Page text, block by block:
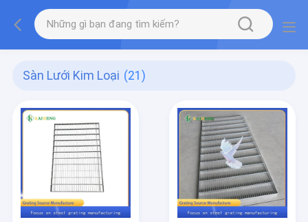
Sàn Lưới Kim Loại (21)